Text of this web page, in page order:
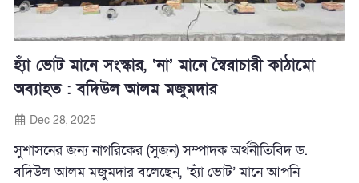
হ্যাঁ ভোট মানে সংস্কার, ‘না’ মানে স্বৈরাচারী কাঠামো
অব্যাহত : বদিউল আলম মজুমদার
Dec 28, 2025
সুশাসনের জন্য নাগরিকের (সুজন) সম্পাদক অর্থনীতিবিদ ড.
বদিউল আলম মজুমদার বলেছেন, ‘হ্যাঁ ভোট’ মানে আপনি